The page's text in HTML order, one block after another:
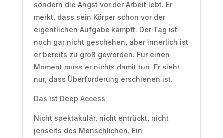
sondern die Angst vor der Arbeit lebt. Er
merkt, dass sein Körper schon vor der
eigentlichen Aufgabe kämpft. Der Tag ist
noch gar nicht geschehen, aber innerlich ist
er bereits zu groß geworden. Für einen
Moment muss er nichts damit tun. Er sieht
nur, dass Überforderung erschienen ist.
Das ist Deep Access.
Nicht spektakulär, nicht entrückt, nicht
jenseits des Menschlichen. Ein